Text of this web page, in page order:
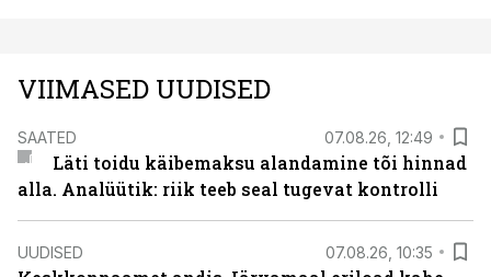
VIIMASED UUDISED
SAATED 07.08.26, 12:49
Läti toidu käibemaksu alandamine tõi hinnad
alla. Analüütik: riik teeb seal tugevat kontrolli
UUDISED 07.08.26, 10:35